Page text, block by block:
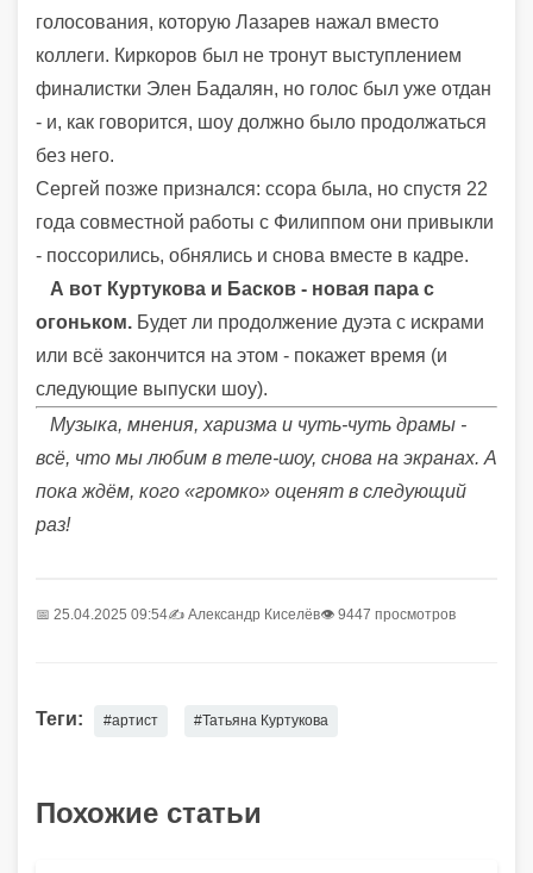
голосования, которую Лазарев нажал вместо
коллеги. Киркоров был не тронут выступлением
финалистки Элен Бадалян, но голос был уже отдан
- и, как говорится, шоу должно было продолжаться
без него.
Сергей позже признался: ссора была, но спустя 22
года совместной работы с Филиппом они привыкли
- поссорились, обнялись и снова вместе в кадре.
А вот Куртукова и Басков - новая пара с
огоньком. Будет ли продолжение дуэта с искрами
или всё закончится на этом - покажет время (и
следующие выпуски шоу).
Музыка, мнения, харизма и чуть-чуть драмы -
всё, что мы любим в теле-шоу, снова на экранах. А
пока ждём, кого «громко» оценят в следующий
раз!
📅 25.04.2025 09:54✍️ Александр Киселёв👁 9447 просмотров
Теги: #артист #Татьяна Куртукова
Похожие статьи